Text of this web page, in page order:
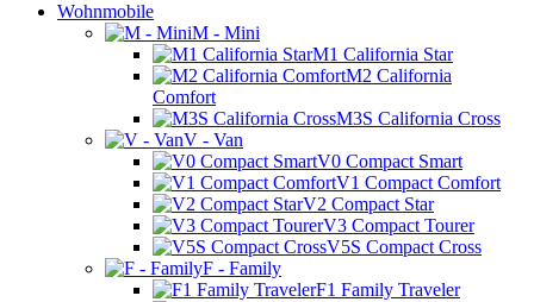
Wohnmobile
M - Mini
M1 California Star
M2 California
Comfort
M3S California Cross
V - Van
V0 Compact Smart
V1 Compact Comfort
V2 Compact Star
V3 Compact Tourer
V5S Compact Cross
F - Family
F1 Family Traveler